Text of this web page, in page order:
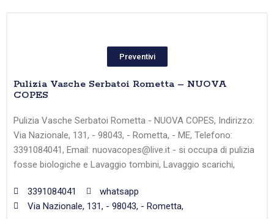
Preventivi
Pulizia Vasche Serbatoi Rometta – NUOVA
COPES
Pulizia Vasche Serbatoi Rometta - NUOVA COPES, Indirizzo:
Via Nazionale, 131, - 98043, - Rometta, - ME, Telefono:
3391084041, Email: nuovacopes@live.it - si occupa di pulizia
fosse biologiche e Lavaggio tombini, Lavaggio scarichi,
3391084041
whatsapp
Via Nazionale, 131, - 98043, - Rometta,